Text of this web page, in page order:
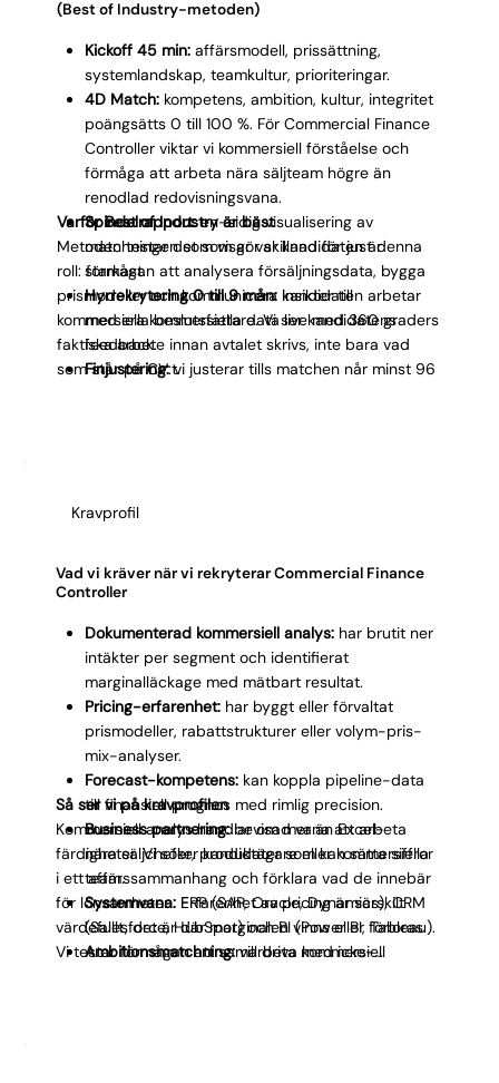
(Best of Industry-metoden)
Kickoff 45 min: affärsmodell, prissättning,
systemlandskap, teamkultur, prioriteringar.
4D Match: kompetens, ambition, kultur, integritet
poängsätts 0 till 100 %. För Commercial Finance
Controller viktar vi kommersiell förståelse och
förmåga att arbeta nära säljteam högre än
renodlad redovisningsvana.
Spindelrapport:en-sidig visualisering av
matchningen som visar var kandidaten är
starkast.
Hyrrekrytering 0 till 9 mån: kandidaten arbetar
med era kommersiella data live med 360 graders
feedback.
Finjustering:vi justerar tills matchen når minst 96
Varför Best of Industry är bäst
Metoden testar det som gör skillnad för just denna
roll: förmågan att analysera försäljningsdata, bygga
prismodeller och kommunicera insikter till
kommersiella beslutsfattare. Vi ser kandidatens
faktiska arbete innan avtalet skrivs, inte bara vad
som står på CV:t.
Kravprofil
Vad vi kräver när vi rekryterar Commercial Finance
Controller
Dokumenterad kommersiell analys:har brutit ner
intäkter per segment och identifierat
marginalläckage med mätbart resultat.
Pricing-erfarenhet:har byggt eller förvaltat
prismodeller, rabattstrukturer eller volym-pris-
mix-analyser.
Forecast-kompetens:kan koppla pipeline-data
till finansiell prognos med rimlig precision.
Business partnering:bevisad vana att arbeta
nära säljchefer, produktägare eller kommersiella
team.
Systemvana:ERP (SAP, Oracle, Dynamics), CRM
(Salesforce, HubSpot) och BI (Power BI, Tableau).
Ambitionsmatchning:vill driva kommersiell
Så ser vi på kravprofilen
Kommersiell analys handlar om mer än Excel-
färdigheter. Vi söker kandidater som kan sätta siffror
i ett affärssammanhang och förklara vad de innebär
för lönsamheten. Erfarenhet av pricing är särskilt
värdefullt, det är där marginalen vinns eller förloras.
Vi testar förmågan att samarbeta med icke-